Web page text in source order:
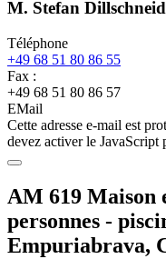
M. Stefan
Téléphone
+49 68 51 80 86 55
Fax :
+49 68 51 80 86 57
EMail
Cette adresse e-mail est
devez activer le JavaScript
AM 619 Maison
personnes -
Empuriabrava,